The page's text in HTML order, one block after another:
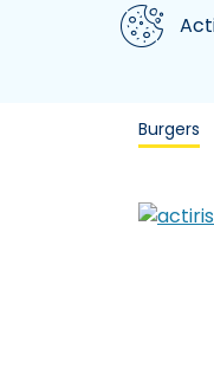
Aller au contenu
We gebruiken
Burgers